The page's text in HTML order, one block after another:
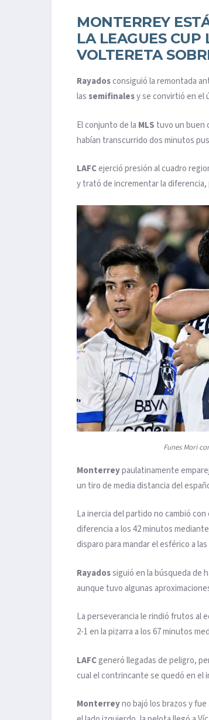
MONTERREY
LA LEAGUES CUP
VOLTERETA
Rayadosconsiguió la remontada
lassemifinalesy se convirtió en el
El conjunto de la MLS tuvo un buen
habían transcurrido dos minutos
LAFCejerció presión al cuadro
y trató de incrementar la diferencia,
Funes Mori
Monterreypaulatinamente
un tiro de media distancia del
La inercia del partido no cambió
diferencia a los 42 minutos
disparo para mandar el esférico a las
Rayadossiguió en la búsqueda de
aunque tuvo algunas
La perseverancia le rindió frutos al
2-1 en la pizarra a los 67 minutos
LAFCgeneró llegadas de peligro,
cual el contrincante se quedó en el
Monterreyno bajó los brazos y